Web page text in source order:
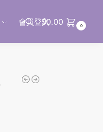
會員登入
$0.00 0